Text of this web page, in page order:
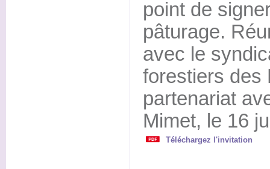
point de
pâturage.
avec le
forestiers des
partenariat
Mimet, le 16
Téléchargez l'invitation